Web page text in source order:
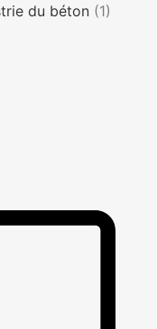
du béton (1)